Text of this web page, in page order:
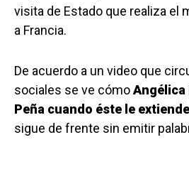
visita de Estado que realiza el
a Francia.
De acuerdo a un video que
sociales se ve cómoAngélica
Peña cuando éste le
sigue de frente sin emitir